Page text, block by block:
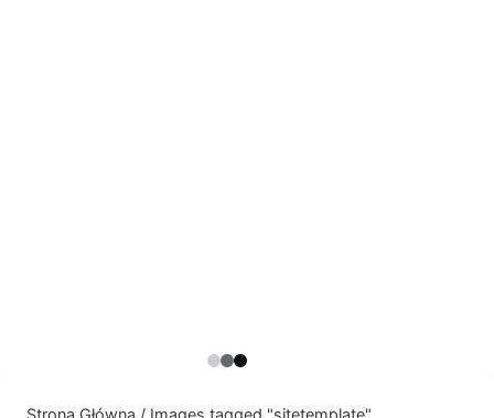
Strona Główna / Images tagged "sitetemplate"